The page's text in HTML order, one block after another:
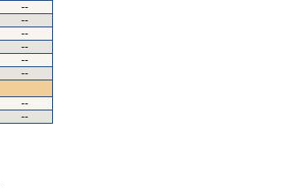
--
--
--
--
--
--
--
--